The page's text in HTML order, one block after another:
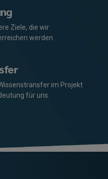
Ziele, die wir
werden.
im Projekt
für uns.